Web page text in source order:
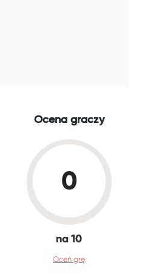
Ocena graczy
0
na 10
Oceń grę